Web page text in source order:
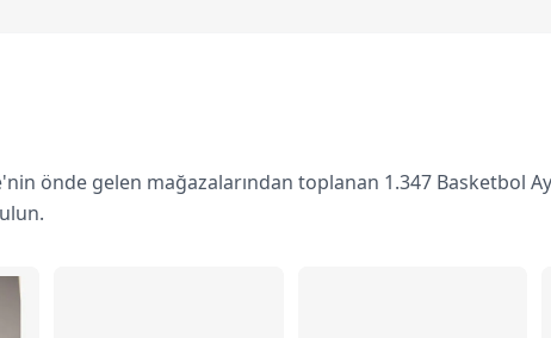
önde gelen mağazalarından toplanan 1.347 Basketbol